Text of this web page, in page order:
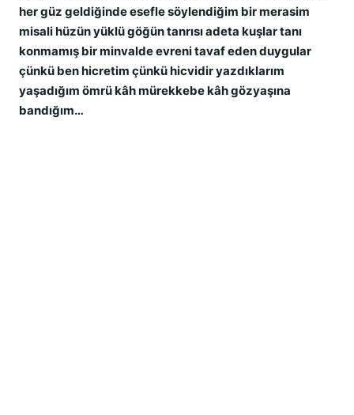
her güz geldiğinde esefle söylendiğim bir merasim
misali hüzün yüklü göğün tanrısı adeta kuşlar tanı
konmamış bir minvalde evreni tavaf eden duygular
çünkü ben hicretim çünkü hicvidir yazdıklarım
yaşadığım ömrü kâh mürekkebe kâh gözyaşına
bandığım…